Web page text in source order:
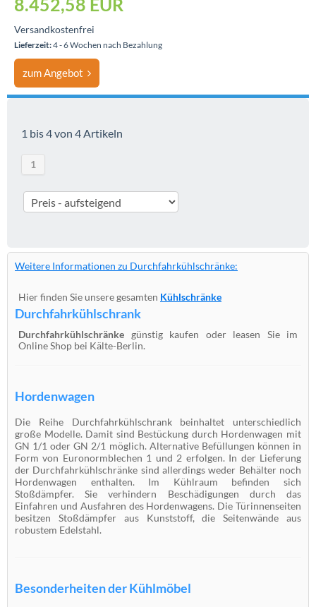
8.452,58 EUR
Versandkostenfrei
Lieferzeit:4 - 6 Wochen nach Bezahlung
zum Angebot
1 bis 4 von 4 Artikeln
1
Weitere Informationen zu Durchfahrkühlschränke:
Hier finden Sie unsere gesamten Kühlschränke
Durchfahrkühlschrank
Durchfahrkühlschränke günstig kaufen oder leasen Sie im
Online Shop bei Kälte-Berlin.
Hordenwagen
Die Reihe Durchfahrkühlschrank beinhaltet unterschiedlich
große Modelle. Damit sind Bestückung durch Hordenwagen mit
GN 1/1 oder GN 2/1 möglich. Alternative Befüllungen können in
Form von Euronormblechen 1 und 2 erfolgen. In der Lieferung
der Durchfahrkühlschränke sind allerdings weder Behälter noch
Hordenwagen enthalten. Im Kühlraum befinden sich
Stoßdämpfer. Sie verhindern Beschädigungen durch das
Einfahren und Ausfahren des Hordenwagens. Die Türinnenseiten
besitzen Stoßdämpfer aus Kunststoff, die Seitenwände aus
robustem Edelstahl.
Besonderheiten der Kühlmöbel